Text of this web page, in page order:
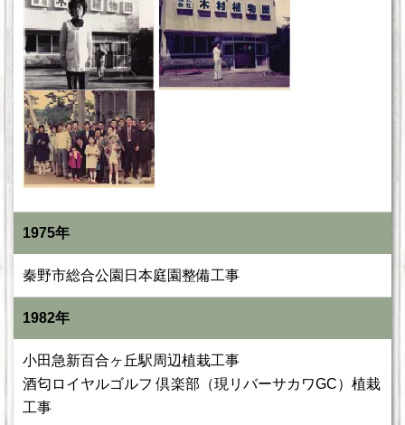
1975年
秦野市総合公園日本庭園整備工事
1982年
小田急新百合ヶ丘駅周辺植栽工事
酒匂ロイヤルゴルフ 倶楽部（現リバーサカワGC）植栽
工事